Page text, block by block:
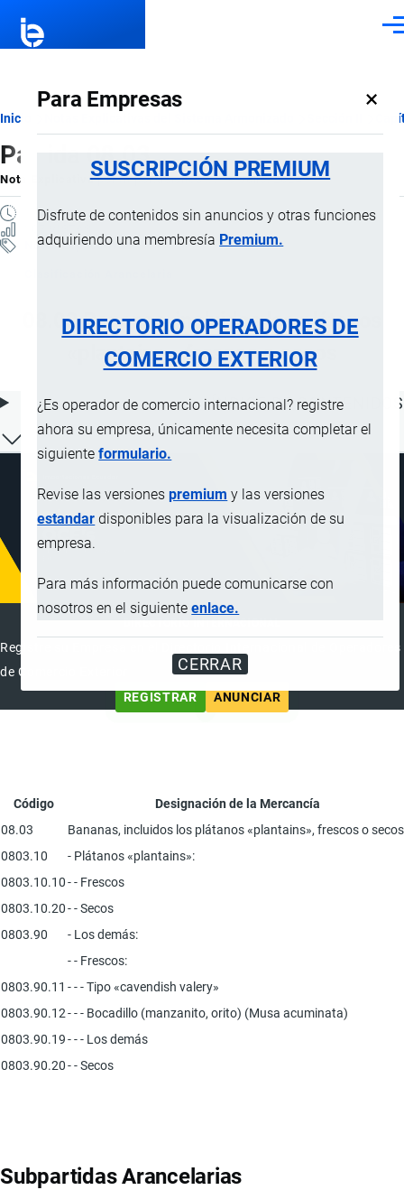
Para Empresas ×
SUSCRIPCIÓN PREMIUM
Disfrute de contenidos sin anuncios y otras funciones
adquiriendo una membresía Premium.
DIRECTORIO OPERADORES DE
COMERCIO EXTERIOR
¿Es operador de comercio internacional? registre
ahora su empresa, únicamente necesita completar el
siguienteformulario.
Revise las versionespremium y las versiones
estandar disponibles para la visualización de su
empresa.
Para más información puede comunicarse con
nosotros en el siguienteenlace.
CERRAR
Ruta
de
navegación
Inicio
Partida 08.03
Nota ExplicativaporImportaciones …, 16 Julio, 2024
1 MINUTO
Notas Explicativas
08.03 Bananas, incluidos los plátanos
«plantains», frescos o secos
ÍNDICE DE CONTENIDOS
Registre su Empresa en el Directorio Internacional de Operadores
de Comercio Exterior
REGISTRAR
ANUNCIAR
Código
Designación de la Mercancía
08.03
Bananas, incluidos los plátanos «plantains», frescos o
0803.10
- Plátanos «plantains»:
0803.10.10- - Frescos
0803.10.20- - Secos
0803.90
- Los demás:
- - Frescos:
0803.90.11 - - - Tipo «cavendish valery»
0803.90.12- - - Bocadillo (manzanito, orito) (Musa acuminata)
0803.90.19- - - Los demás
0803.90.20- - Secos
Subpartidas Arancelarias